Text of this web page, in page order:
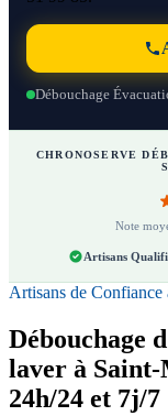
Débouchage
CHRONOSERVE
Note
Artisans
Artisans de
Débouchage
laver à Saint-
24h/24 et 7j/7